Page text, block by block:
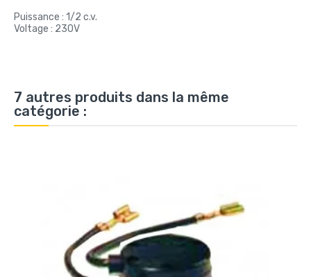
Puissance : 1/2 c.v.
Voltage : 230V
7 autres produits dans la même
catégorie :